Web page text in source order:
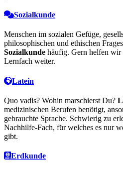
Sozialkunde
Menschen im sozialen Gefüge,
philosophischen und ethischen
Sozialkunde häufig. Gern helfen wir
Lernfach weiter.
Latein
Quo vadis? Wohin marschierst Du?
medizinischen Berufen benötigt,
gebrauchte Sprache. Schwierig zu
Nachhilfe-Fach, für welches es nur
gibt.
Erdkunde